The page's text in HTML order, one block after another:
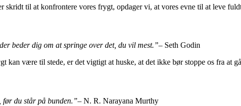
til at konfrontere vores frygt, opdager vi, at vores evne til at leve
beder dig om at springe over det, du vil mest.”– Seth Godin
være til stede, er det vigtigt at huske, at det ikke bør stoppe os fra at
du står på bunden.”– N. R. Narayana Murthy